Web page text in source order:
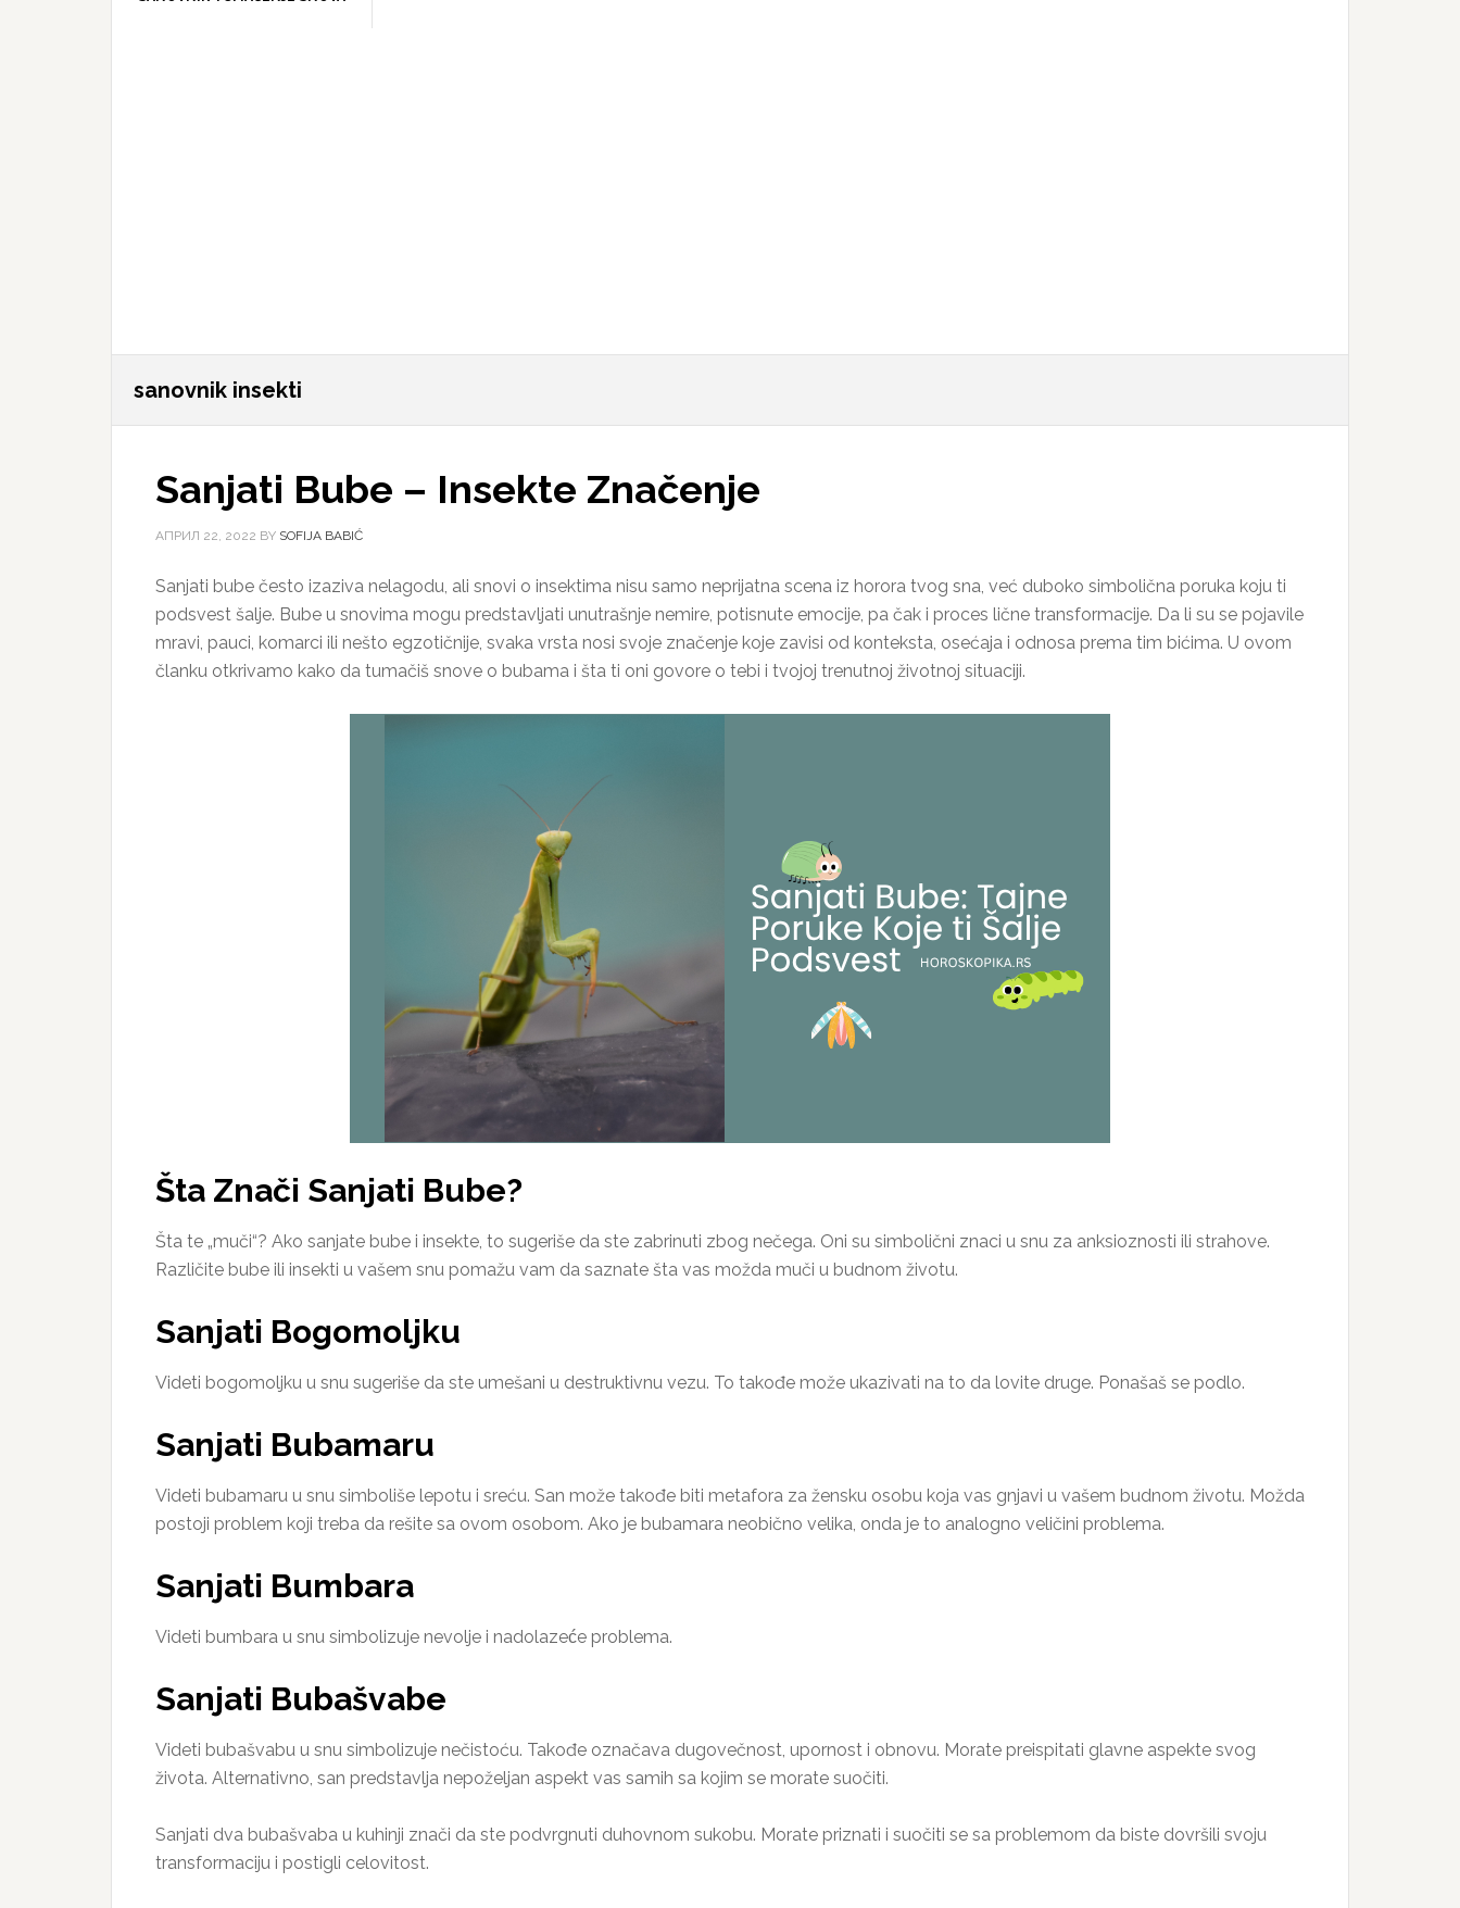
sanovnik insekti
Sanjati Bube – Insekte Značenje
АПРИЛ 22, 2022 BY SOFIJA BABIĆ
Sanjati bube često izaziva nelagodu, ali snovi o insektima nisu samo neprijatna scena iz horora tvog sna, već duboko simbolična poruka koju ti
podsvest šalje. Bube u snovima mogu predstavljati unutrašnje nemire, potisnute emocije, pa čak i proces lične transformacije. Da li su se pojavile
mravi, pauci, komarci ili nešto egzotičnije, svaka vrsta nosi svoje značenje koje zavisi od konteksta, osećaja i odnosa prema tim bićima. U ovom
članku otkrivamo kako da tumačiš snove o bubama i šta ti oni govore o tebi i tvojoj trenutnoj životnoj situaciji.
Šta Znači Sanjati Bube?
Šta te „muči“? Ako sanjate bube i insekte, to sugeriše da ste zabrinuti zbog nečega. Oni su simbolični znaci u snu za anksioznosti ili strahove.
Različite bube ili insekti u vašem snu pomažu vam da saznate šta vas možda muči u budnom životu.
Sanjati Bogomoljku
Videti bogomoljku u snu sugeriše da ste umešani u destruktivnu vezu. To takođe može ukazivati na to da lovite druge. Ponašaš se podlo.
Sanjati Bubamaru
Videti bubamaru u snu simboliše lepotu i sreću. San može takođe biti metafora za žensku osobu koja vas gnjavi u vašem budnom životu. Možda
postoji problem koji treba da rešite sa ovom osobom. Ako je bubamara neobično velika, onda je to analogno veličini problema.
Sanjati Bumbara
Videti bumbara u snu simbolizuje nevolje i nadolazeće problema.
Sanjati Bubašvabe
Videti bubašvabu u snu simbolizuje nečistoću. Takođe označava dugovečnost, upornost i obnovu. Morate preispitati glavne aspekte svog
života. Alternativno, san predstavlja nepoželjan aspekt vas samih sa kojim se morate suočiti.
Sanjati dva bubašvaba u kuhinji znači da ste podvrgnuti duhovnom sukobu. Morate priznati i suočiti se sa problemom da biste dovršili svoju
transformaciju i postigli celovitost.